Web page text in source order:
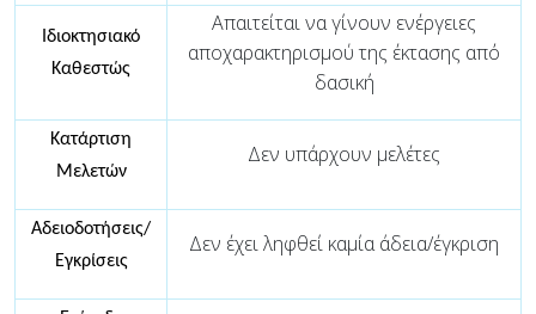
Ιδιοκτησιακό
Καθεστώς
Απαιτείται να γίνουν ενέργειες
αποχαρακτηρισμού της έκτασης από
δασική
Κατάρτιση
Μελετών
Δεν υπάρχουν μελέτες
Αδειοδοτήσεις/
Εγκρίσεις
Δεν έχει ληφθεί καμία άδεια/έγκριση